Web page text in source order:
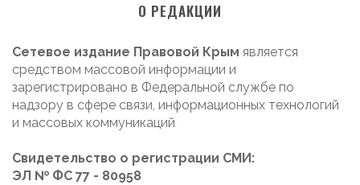
О РЕДАКЦИИ
Сетевое издание Правовой Крым является
средством массовой информации и
зарегистрировано в Федеральной службе по
надзору в сфере связи, информационных технологий
и массовых коммуникаций
Свидетельство о регистрации СМИ:
ЭЛ № ФС 77 - 80958